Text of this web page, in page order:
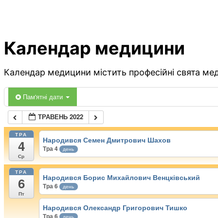
Календар медицини
Календар медицини містить професійні свята
Пам'ятні дати
ТРАВЕНЬ 2022
ТРА
4
Ср
Народився Семен Дмитрович Шахов
Тра 4 день
ТРА
6
Пт
Народився Борис Михайлович Венцківський
Тра 6 день
Народився Олександр Григорович Тишко
Тра 6 день